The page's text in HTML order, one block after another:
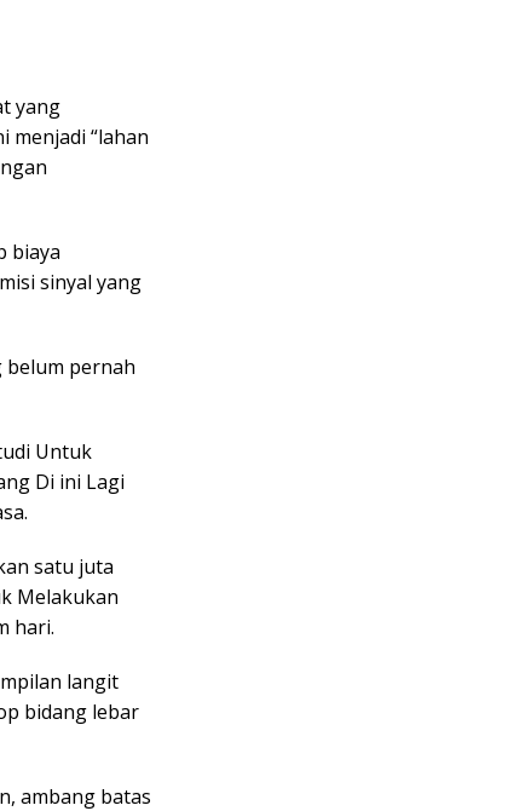
yang
menjadi “lahan
biaya
sinyal yang
belum pernah
Untuk
Di ini Lagi
satu juta
Melakukan
hari.
langit
bidang lebar
ambang batas